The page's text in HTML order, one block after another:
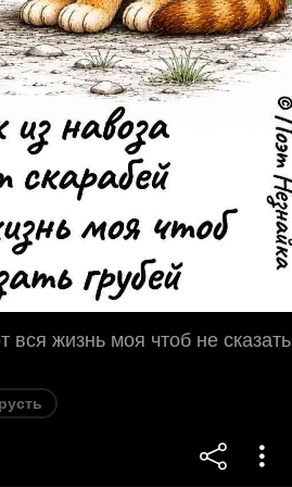
вся жизнь моя чтоб не сказать